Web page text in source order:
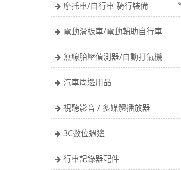
摩托車/自行車 騎行裝備
電動滑板車/電動輔助自行車
無線胎壓偵測器/自動打氣機
汽車周邊用品
視聽影音 / 多媒體播放器
3C數位週邊
行車記錄器配件